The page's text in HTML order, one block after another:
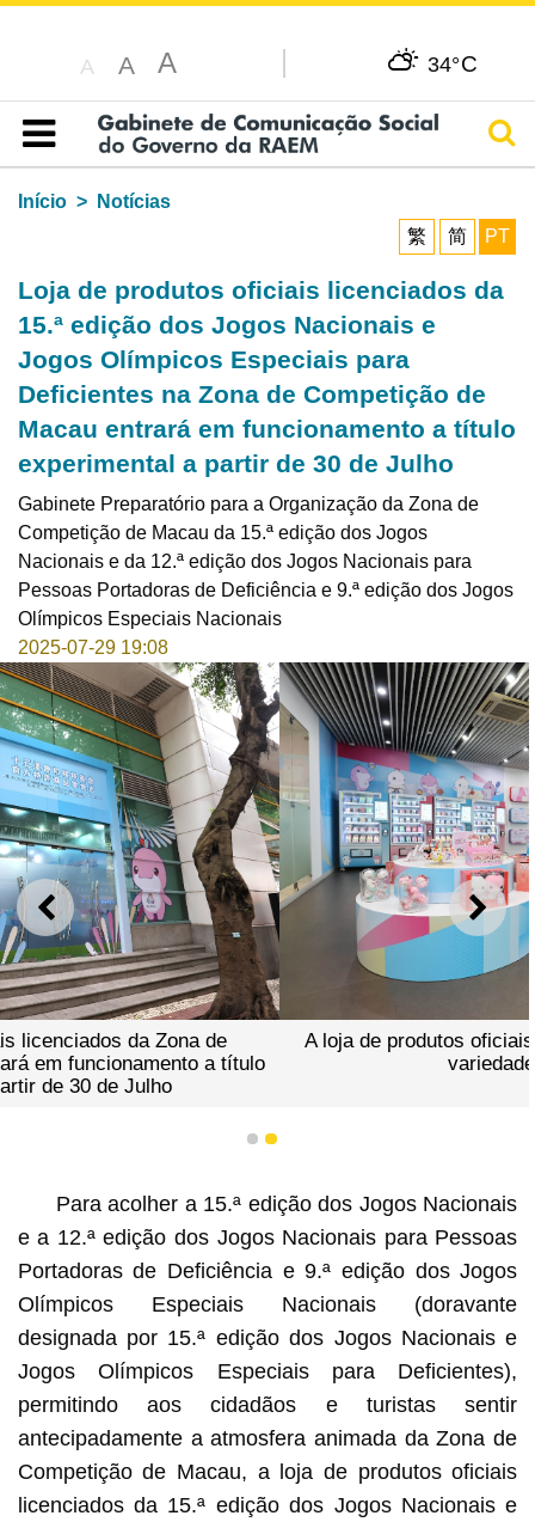
A A A 34°C
Índice
Início
Notícias
繁
简 PT
Loja de produtos oficiais licenciados da
15.ª edição dos Jogos Nacionais e
Jogos Olímpicos Especiais para
Deficientes na Zona de Competição de
Macau entrará em funcionamento a título
experimental a partir de 30 de Julho
Gabinete Preparatório para a Organização da Zona de
Competição de Macau da 15.ª edição dos Jogos
Nacionais e da 12.ª edição dos Jogos Nacionais para
Pessoas Portadoras de Deficiência e 9.ª edição dos Jogos
Olímpicos Especiais Nacionais
2025-07-29 19:08
ANTERIOR
A loja de produtos oficiais licenciados tem uma grande
variedade de produtos
1 2
Para acolher a 15.ª edição dos Jogos Nacionais
e a 12.ª edição dos Jogos Nacionais para Pessoas
Portadoras de Deficiência e 9.ª edição dos Jogos
Olímpicos Especiais Nacionais (doravante
designada por 15.ª edição dos Jogos Nacionais e
Jogos Olímpicos Especiais para Deficientes),
permitindo aos cidadãos e turistas sentir
antecipadamente a atmosfera animada da Zona de
Competição de Macau, a loja de produtos oficiais
licenciados da 15.ª edição dos Jogos Nacionais e